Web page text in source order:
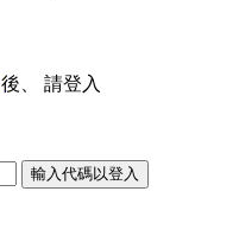
後、 請登入
輸入代碼以登入